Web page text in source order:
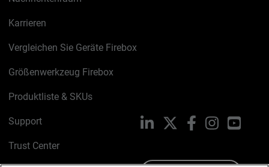
Karrieren
Vergleichen Sie Geräte Firebox
Größenwerkzeug Firebox
Produktliste & SKUs
Support
Trust Center
LinkedIn FacebookInstagram